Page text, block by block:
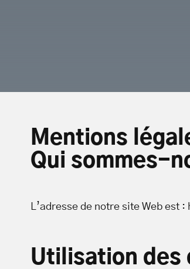
Mentions
Qui sommes-
L’adresse de notre site Web est
Utilisation des